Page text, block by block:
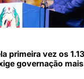
primeira vez os
governação